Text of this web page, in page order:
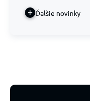
Ďalšie novinky